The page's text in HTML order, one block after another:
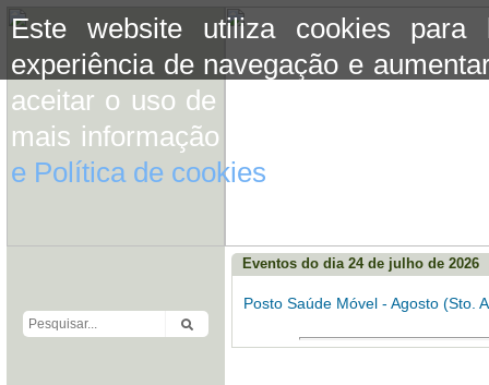
Este website utiliza cookies para
experiência de navegação e
aceitar o uso de cookies basta
mais informação consulte a
e Política de cookies
Eventos do dia 24 de julho de 2026
Posto Saúde Móvel - Agosto (Sto.